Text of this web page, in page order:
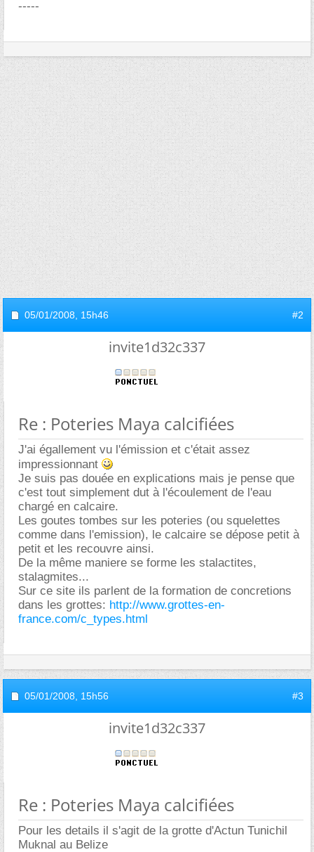
-----
05/01/2008, 15h46 #2
invite1d32c337
Re : Poteries Maya calcifiées
J'ai égallement vu l'émission et c'était assez
impressionnant
Je suis pas douée en explications mais je pense que
c'est tout simplement dut à l'écoulement de l'eau
chargé en calcaire.
Les goutes tombes sur les poteries (ou squelettes
comme dans l'emission), le calcaire se dépose petit à
petit et les recouvre ainsi.
De la même maniere se forme les stalactites,
stalagmites...
Sur ce site ils parlent de la formation de concretions
dans les grottes: http://www.grottes-en-
france.com/c_types.html
05/01/2008, 15h56 #3
invite1d32c337
Re : Poteries Maya calcifiées
Pour les details il s'agit de la grotte d'Actun Tunichil
Muknal au Belize